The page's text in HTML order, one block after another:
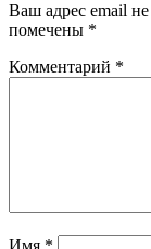
Ваш адрес email
помечены *
Комментарий *
Имя *